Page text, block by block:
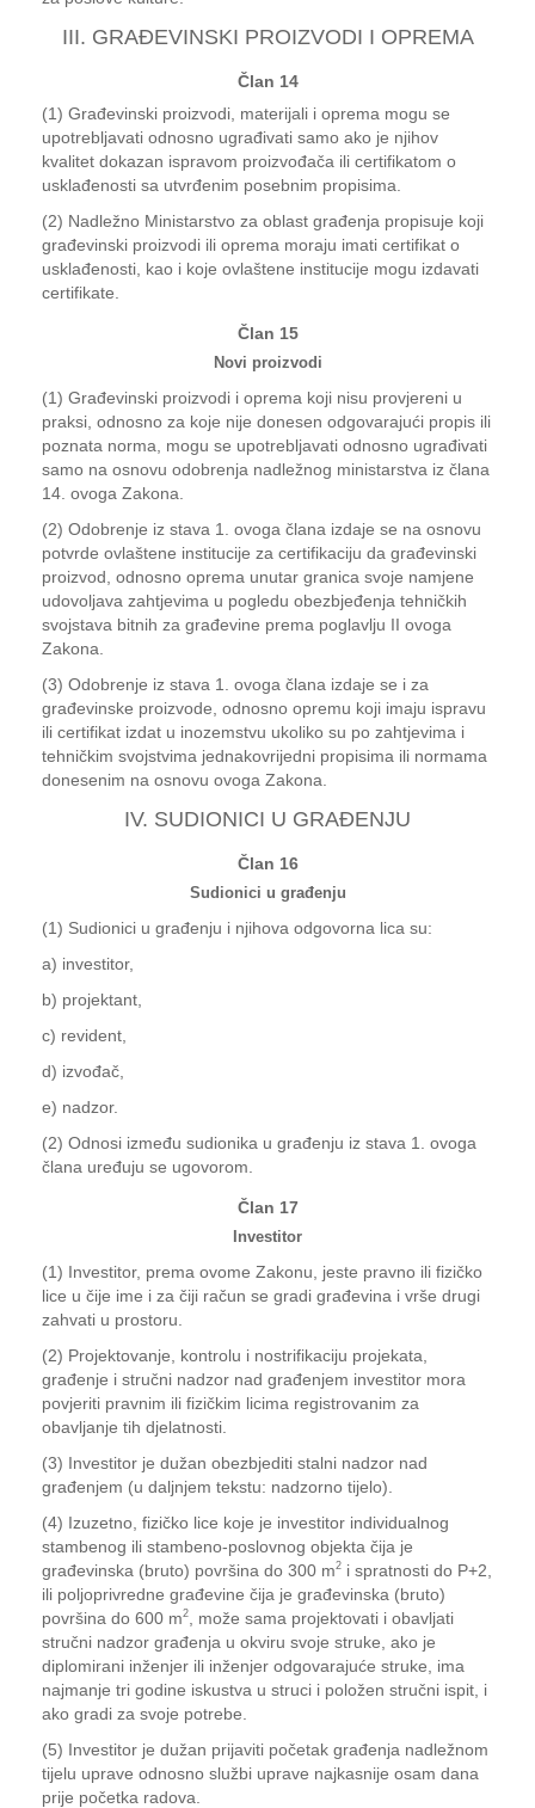
III. GRAĐEVINSKI PROIZVODI I OPREMA
Član 14
(1) Građevinski proizvodi, materijali i oprema mogu se
upotrebljavati odnosno ugrađivati samo ako je njihov
kvalitet dokazan ispravom proizvođača ili certifikatom o
usklađenosti sa utvrđenim posebnim propisima.
(2) Nadležno Ministarstvo za oblast građenja propisuje koji
građevinski proizvodi ili oprema moraju imati certifikat o
usklađenosti, kao i koje ovlaštene institucije mogu izdavati
certifikate.
Član 15
Novi proizvodi
(1) Građevinski proizvodi i oprema koji nisu provjereni u
praksi, odnosno za koje nije donesen odgovarajući propis ili
poznata norma, mogu se upotrebljavati odnosno ugrađivati
samo na osnovu odobrenja nadležnog ministarstva iz člana
14. ovoga Zakona.
(2) Odobrenje iz stava 1. ovoga člana izdaje se na osnovu
potvrde ovlaštene institucije za certifikaciju da građevinski
proizvod, odnosno oprema unutar granica svoje namjene
udovoljava zahtjevima u pogledu obezbjeđenja tehničkih
svojstava bitnih za građevine prema poglavlju II ovoga
Zakona.
(3) Odobrenje iz stava 1. ovoga člana izdaje se i za
građevinske proizvode, odnosno opremu koji imaju ispravu
ili certifikat izdat u inozemstvu ukoliko su po zahtjevima i
tehničkim svojstvima jednakovrijedni propisima ili normama
donesenim na osnovu ovoga Zakona.
IV. SUDIONICI U GRAĐENJU
Član 16
Sudionici u građenju
(1) Sudionici u građenju i njihova odgovorna lica su:
a) investitor,
b) projektant,
c) revident,
d) izvođač,
e) nadzor.
(2) Odnosi između sudionika u građenju iz stava 1. ovoga
člana uređuju se ugovorom.
Član 17
Investitor
(1) Investitor, prema ovome Zakonu, jeste pravno ili fizičko
lice u čije ime i za čiji račun se gradi građevina i vrše drugi
zahvati u prostoru.
(2) Projektovanje, kontrolu i nostrifikaciju projekata,
građenje i stručni nadzor nad građenjem investitor mora
povjeriti pravnim ili fizičkim licima registrovanim za
obavljanje tih djelatnosti.
(3) Investitor je dužan obezbjediti stalni nadzor nad
građenjem (u daljnjem tekstu: nadzorno tijelo).
(4) Izuzetno, fizičko lice koje je investitor individualnog
stambenog ili stambeno-poslovnog objekta čija je
građevinska (bruto) površina do 300 m2 i spratnosti do P+2,
ili poljoprivredne građevine čija je građevinska (bruto)
površina do 600 m2
, može sama projektovati i obavljati
stručni nadzor građenja u okviru svoje struke, ako je
diplomirani inženjer ili inženjer odgovarajuće struke, ima
najmanje tri godine iskustva u struci i položen stručni ispit, i
ako gradi za svoje potrebe.
(5) Investitor je dužan prijaviti početak građenja nadležnom
tijelu uprave odnosno službi uprave najkasnije osam dana
prije početka radova.